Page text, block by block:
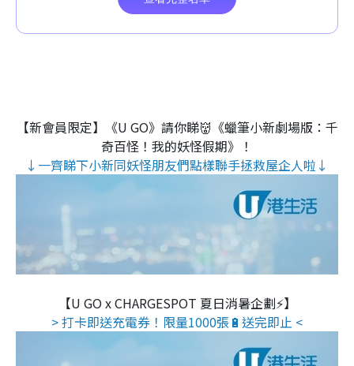
【新會員限定】《U GO》請你睇👹《蠟筆小新劇場版：千
奇百怪！我的妖怪假期》！
↓一齊睇下小新同妖怪朋友們點樣聯手拯救屋企人啦↓
【U GO x CHARGESPOT 夏日消暑企劃⚡】
> 打卡即送充電券！限量1000張🔋送完即止 <